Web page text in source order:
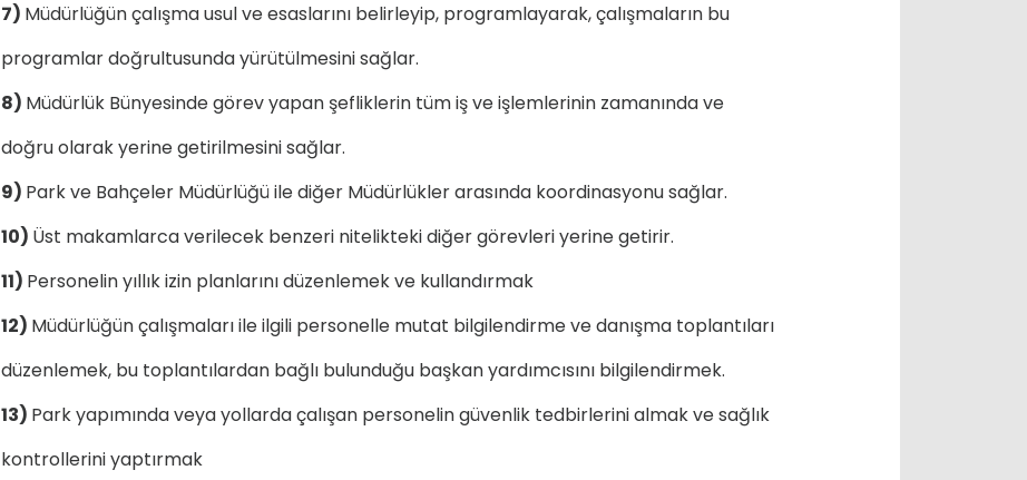
7) Müdürlüğün çalışma usul ve esaslarını belirleyip, programlayarak, çalışmaların bu
programlar doğrultusunda yürütülmesini sağlar.
8) Müdürlük Bünyesinde görev yapan şefliklerin tüm iş ve işlemlerinin zamanında ve
doğru olarak yerine getirilmesini sağlar.
9) Park ve Bahçeler Müdürlüğü ile diğer Müdürlükler arasında koordinasyonu sağlar.
10) Üst makamlarca verilecek benzeri nitelikteki diğer görevleri yerine getirir.
11) Personelin yıllık izin planlarını düzenlemek ve kullandırmak
12) Müdürlüğün çalışmaları ile ilgili personelle mutat bilgilendirme ve danışma toplantıları
düzenlemek, bu toplantılardan bağlı bulunduğu başkan yardımcısını bilgilendirmek.
13) Park yapımında veya yollarda çalışan personelin güvenlik tedbirlerini almak ve sağlık
kontrollerini yaptırmak